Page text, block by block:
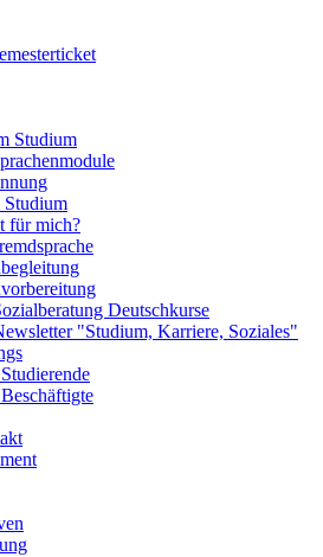
Studium
Studium
für mich?
Deutschkurse
"Studium, Karriere, Soziales"